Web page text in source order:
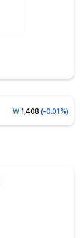
₩845,087(+1.37%)
₩ 1,408 (-0.01%)